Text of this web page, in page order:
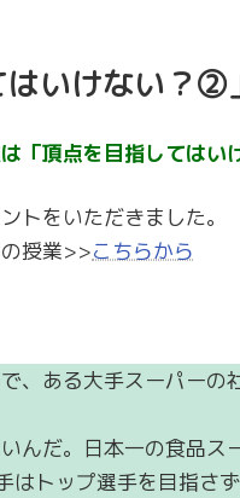
いけない？②
「頂点を目指してはい
トをいただきました。
授業>>こちらから
、ある大手スーパー
んだ。日本一の食品
はトップ選手を目指さ